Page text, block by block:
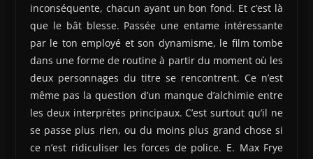
inconséquente, chacun ayant un bon fond. Et c’est là
que le bât blesse. Passée une entame intéressante
par le ton employé et son dynamisme, le film tombe
dans une forme de routine à partir du moment où les
deux personnages du titre se rencontrent. Ce n’est
même pas la question d’un manque d’alchimie entre
les deux interprètes principaux. C’est surtout qu’il ne
se passe plus rien, ou du moins plus grand chose si
ce n’est ridiculiser les forces de police. E. Max Frye